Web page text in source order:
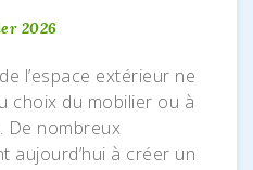
2026
l’espace extérieur ne
choix du mobilier ou à
De nombreux
aujourd’hui à créer un